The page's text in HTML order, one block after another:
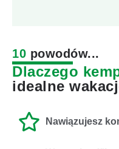
10 powodów...
Dlaczego
idealne
Nawiązujesz